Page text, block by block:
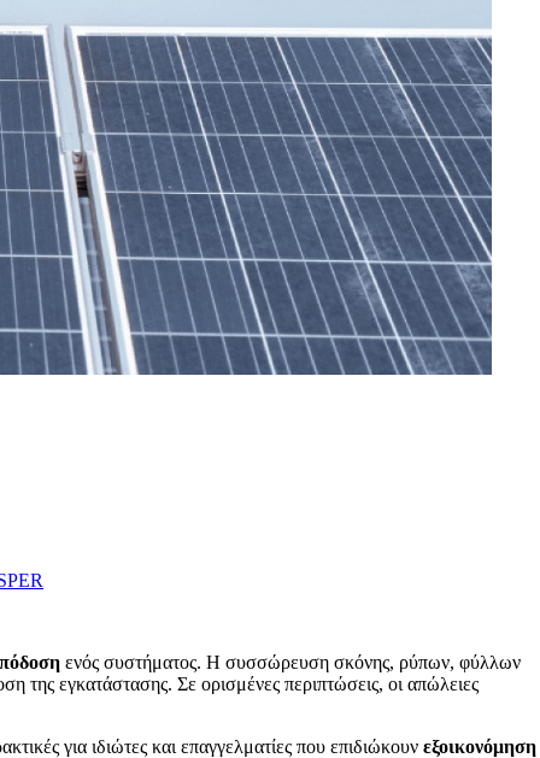
ενός συστήματος. Η συσσώρευση σκόνης, ρύπων, φύλλων
της εγκατάστασης. Σε ορισμένες περιπτώσεις, οι απώλειες
για ιδιώτες και επαγγελματίες που επιδιώκουν εξοικονόμηση